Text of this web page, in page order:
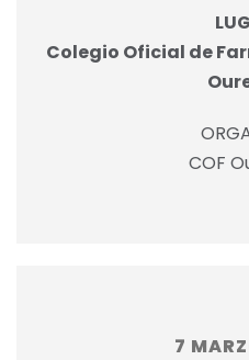
Colegio Oficial de
COF
7